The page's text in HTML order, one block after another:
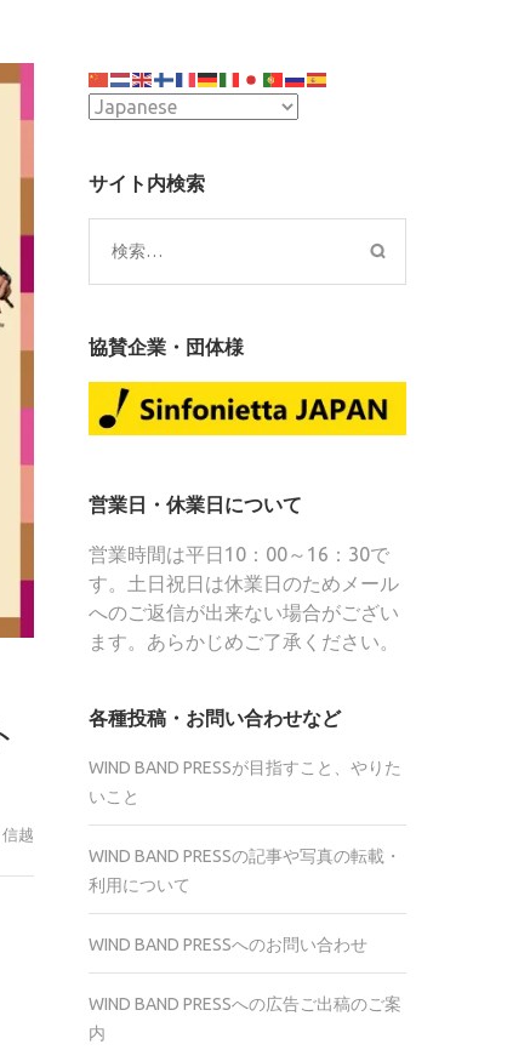
越
サイト内検索
検
索:
協賛企業・団体様
営業日・休業日について
営業時間は平日10：00～16：30で
す。土日祝日は休業日のためメール
へのご返信が出来ない場合がござい
ます。あらかじめご了承ください。
各種投稿・お問い合わせなど
WIND BAND PRESSが目指すこと、やりた
いこと
WIND BAND PRESSの記事や写真の転載・
利用について
WIND BAND PRESSへのお問い合わせ
WIND BAND PRESSへの広告ご出稿のご案
内